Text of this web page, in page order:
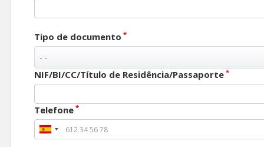
Tipo de documento *
NIF/BI/CC/Título de Residência/Passaporte *
Telefone *